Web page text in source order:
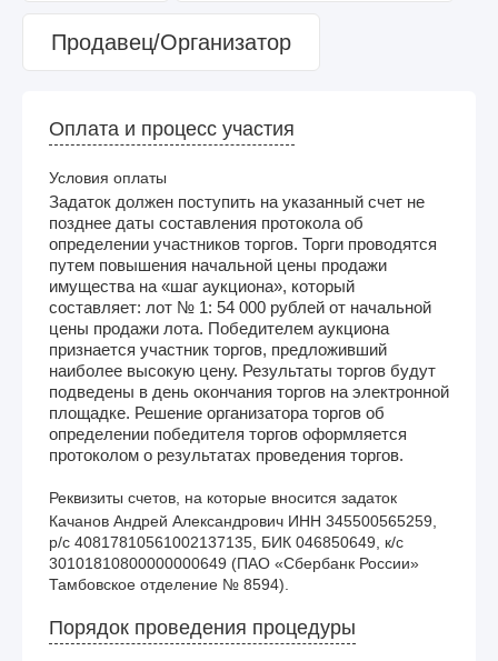
Продавец/Организатор
Оплата и процесс участия
Условия оплаты
Задаток должен поступить на указанный счет не
позднее даты составления протокола об
определении участников торгов. Торги проводятся
путем повышения начальной цены продажи
имущества на «шаг аукциона», который
составляет: лот № 1: 54 000 рублей от начальной
цены продажи лота. Победителем аукциона
признается участник торгов, предложивший
наиболее высокую цену. Результаты торгов будут
подведены в день окончания торгов на электронной
площадке. Решение организатора торгов об
определении победителя торгов оформляется
протоколом о результатах проведения торгов.
Реквизиты счетов, на которые вносится задаток
Качанов Андрей Александрович ИНН 345500565259,
р/с 40817810561002137135, БИК 046850649, к/с
30101810800000000649 (ПАО «Сбербанк России»
Тамбовское отделение № 8594).
Порядок проведения процедуры